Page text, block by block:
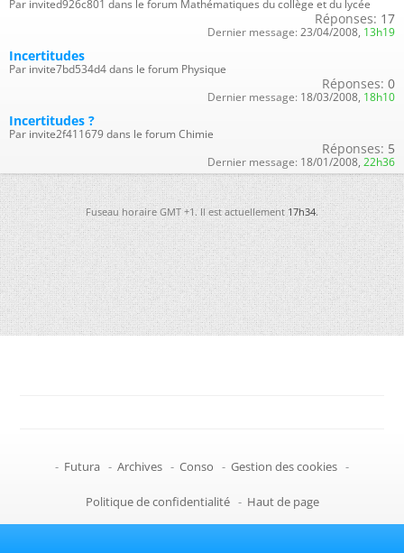
Par invited926c801 dans le forum Mathématiques du collège et du lycée
Réponses: 17
Dernier message: 23/04/2008, 13h19
Incertitudes
Par invite7bd534d4 dans le forum Physique
Réponses: 0
Dernier message: 18/03/2008, 18h10
Incertitudes ?
Par invite2f411679 dans le forum Chimie
Réponses: 5
Dernier message: 18/01/2008, 22h36
Fuseau horaire GMT +1. Il est actuellement17h34.
- Futura - Archives - Conso - Gestion des cookies -
Politique de confidentialité - Haut de page